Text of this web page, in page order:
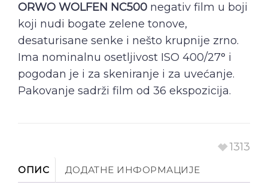
ORWO WOLFEN NC500 negativ film u boji
koji nudi bogate zelene tonove,
desaturisane senke i nešto krupnije zrno.
Ima nominalnu osetljivost ISO 400/27° i
pogodan je i za skeniranje i za uvećanje.
Pakovanje sadrži film od 36 ekspozicija.
1313
ОПИС ДОДАТНЕ ИНФОРМАЦИЈЕ